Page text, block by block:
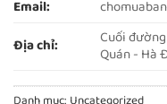
Email:
Địa chỉ:
Cuối
Quán - Hà